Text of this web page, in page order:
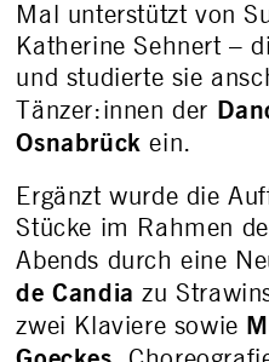
Mal unterstützt von
Katherine Sehnert –
und studierte sie
Tänzer:innen der
Osnabrückein.
Ergänzt wurde die
Stücke im Rahmen
Abends durch eine
de Candia zu
zwei Klaviere sowie